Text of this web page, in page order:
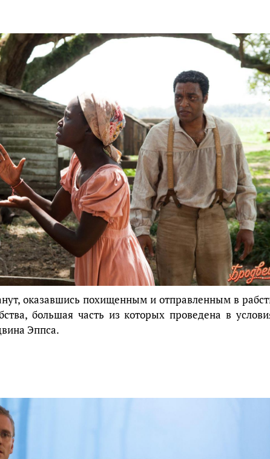
оказавшись похищенным и отправленным в
большая часть из которых проведена в
Эппса.